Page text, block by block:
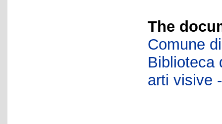
The
Comune
Biblioteca
arti visive